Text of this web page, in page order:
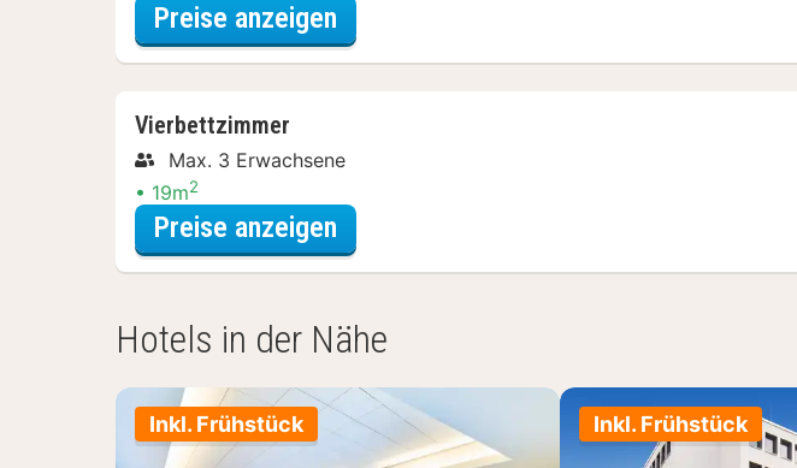
Preise anzeigen
Vierbettzimmer
Max. 3 Erwachsene
19m2
Preise anzeigen
Hotels in der Nähe
Inkl. Frühstück Inkl. Frühstück